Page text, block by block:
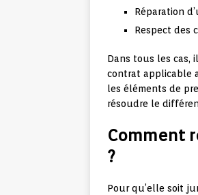
Réparation
Respect des
Dans tous les cas,
contrat applicable
les éléments de
résoudre le
Comment
?
Pour qu’elle soit